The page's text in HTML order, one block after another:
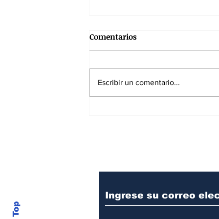
Comentarios
Escribir un comentario...